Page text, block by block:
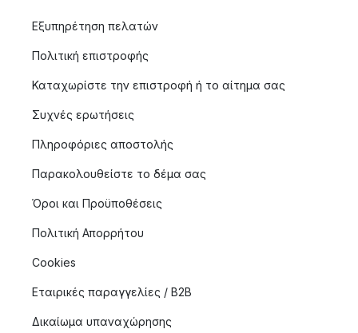
Εξυπηρέτηση πελατών
Πολιτική επιστροφής
Καταχωρίστε την επιστροφή ή το αίτημα σας
Συχνές ερωτήσεις
Πληροφόριες αποστολής
Παρακολουθείστε το δέμα σας
Όροι και Προϋποθέσεις
Πολιτική Απορρήτου
Cookies
Εταιρικές παραγγελίες / B2B
Δικαίωμα υπαναχώρησης